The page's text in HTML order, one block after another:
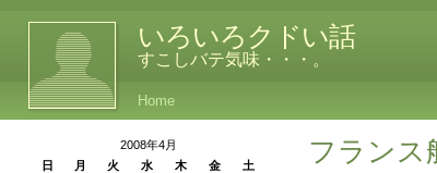
いろいろクドい話
すこしバテ気味・・・。
Home
フランス
2008年4月
日
月 火 水 木 金
土